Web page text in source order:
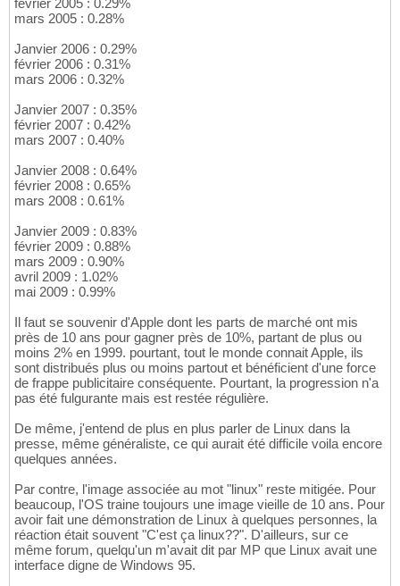
mars 2005 : 0.28%
Janvier 2006 : 0.29%
février 2006 : 0.31%
mars 2006 : 0.32%
Janvier 2007 : 0.35%
février 2007 : 0.42%
mars 2007 : 0.40%
Janvier 2008 : 0.64%
février 2008 : 0.65%
mars 2008 : 0.61%
Janvier 2009 : 0.83%
février 2009 : 0.88%
mars 2009 : 0.90%
avril 2009 : 1.02%
mai 2009 : 0.99%
Il faut se souvenir d'Apple dont les parts de marché ont mis
près de 10 ans pour gagner près de 10%, partant de plus ou
moins 2% en 1999. pourtant, tout le monde connait Apple, ils
sont distribués plus ou moins partout et bénéficient d'une force
de frappe publicitaire conséquente. Pourtant, la progression n'a
pas été fulgurante mais est restée régulière.
De même, j'entend de plus en plus parler de Linux dans la
presse, même généraliste, ce qui aurait été difficile voila encore
quelques années.
Par contre, l'image associée au mot "linux" reste mitigée. Pour
beaucoup, l'OS traine toujours une image vieille de 10 ans. Pour
avoir fait une démonstration de Linux à quelques personnes, la
réaction était souvent "C'est ça linux??". D'ailleurs, sur ce
même forum, quelqu'un m'avait dit par MP que Linux avait une
interface digne de Windows 95.